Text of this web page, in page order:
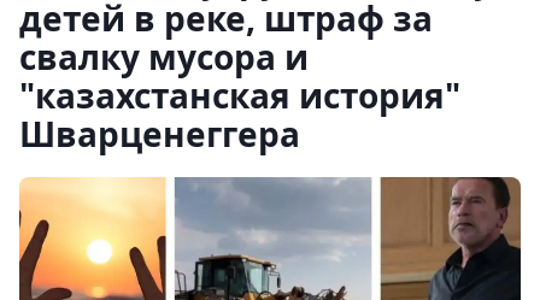
детей в реке, штраф за
свалку мусора и
"казахстанская история"
Шварценеггера